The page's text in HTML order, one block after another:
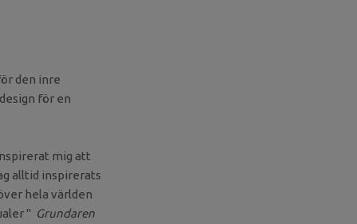
den inre
för en
mig att
alltid inspirerats
hela världen
" Grundaren